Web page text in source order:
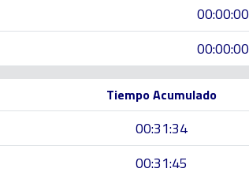
00:00:00
00:00:00
Tiempo Acumulado
00:31:34
00:31:45